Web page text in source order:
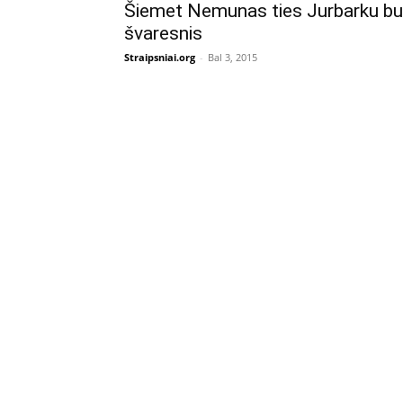
Šiemet Nemunas ties Jurbarku
švaresnis
Straipsniai.org - Bal 3, 2015